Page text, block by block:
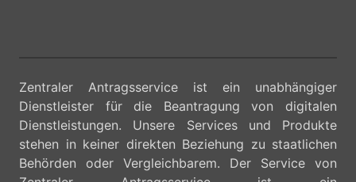
Zentraler Antragsservice ist ein unabhängiger
Dienstleister für die Beantragung von digitalen
Dienstleistungen. Unsere Services und Produkte
stehen in keiner direkten Beziehung zu staatlichen
Behörden oder Vergleichbarem. Der Service von